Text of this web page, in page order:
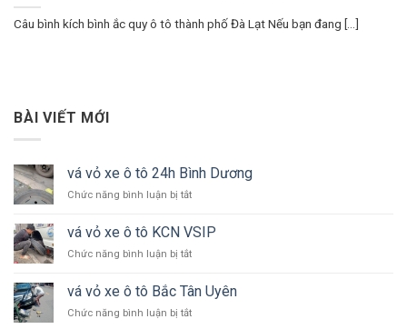
Câu bình kích bình ắc quy ô tô thành phố Đà Lạt Nếu bạn đang [...]
BÀI VIẾT MỚI
vá vỏ xe ô tô 24h Bình Dương
Chức năng bình luận bị tắtở
vỏ
xe
ô
24h
Dương
vá vỏ xe ô tô KCN VSIP
Chức năng bình luận bị tắtở
vỏ
xe
ô
vá vỏ xe ô tô Bắc Tân Uyên
Chức năng bình luận bị tắtở